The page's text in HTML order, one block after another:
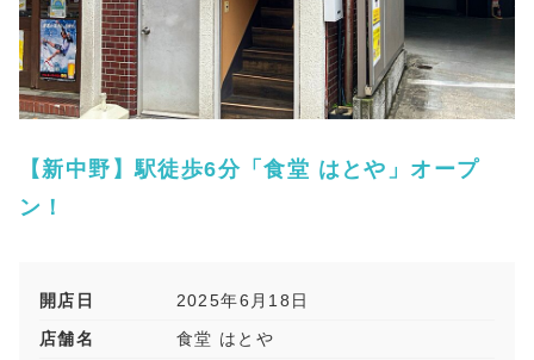
【新中野】駅徒歩6分「食堂 はとや」オープ
ン！
開店日
2025年6月18日
店舗名
食堂 はとや